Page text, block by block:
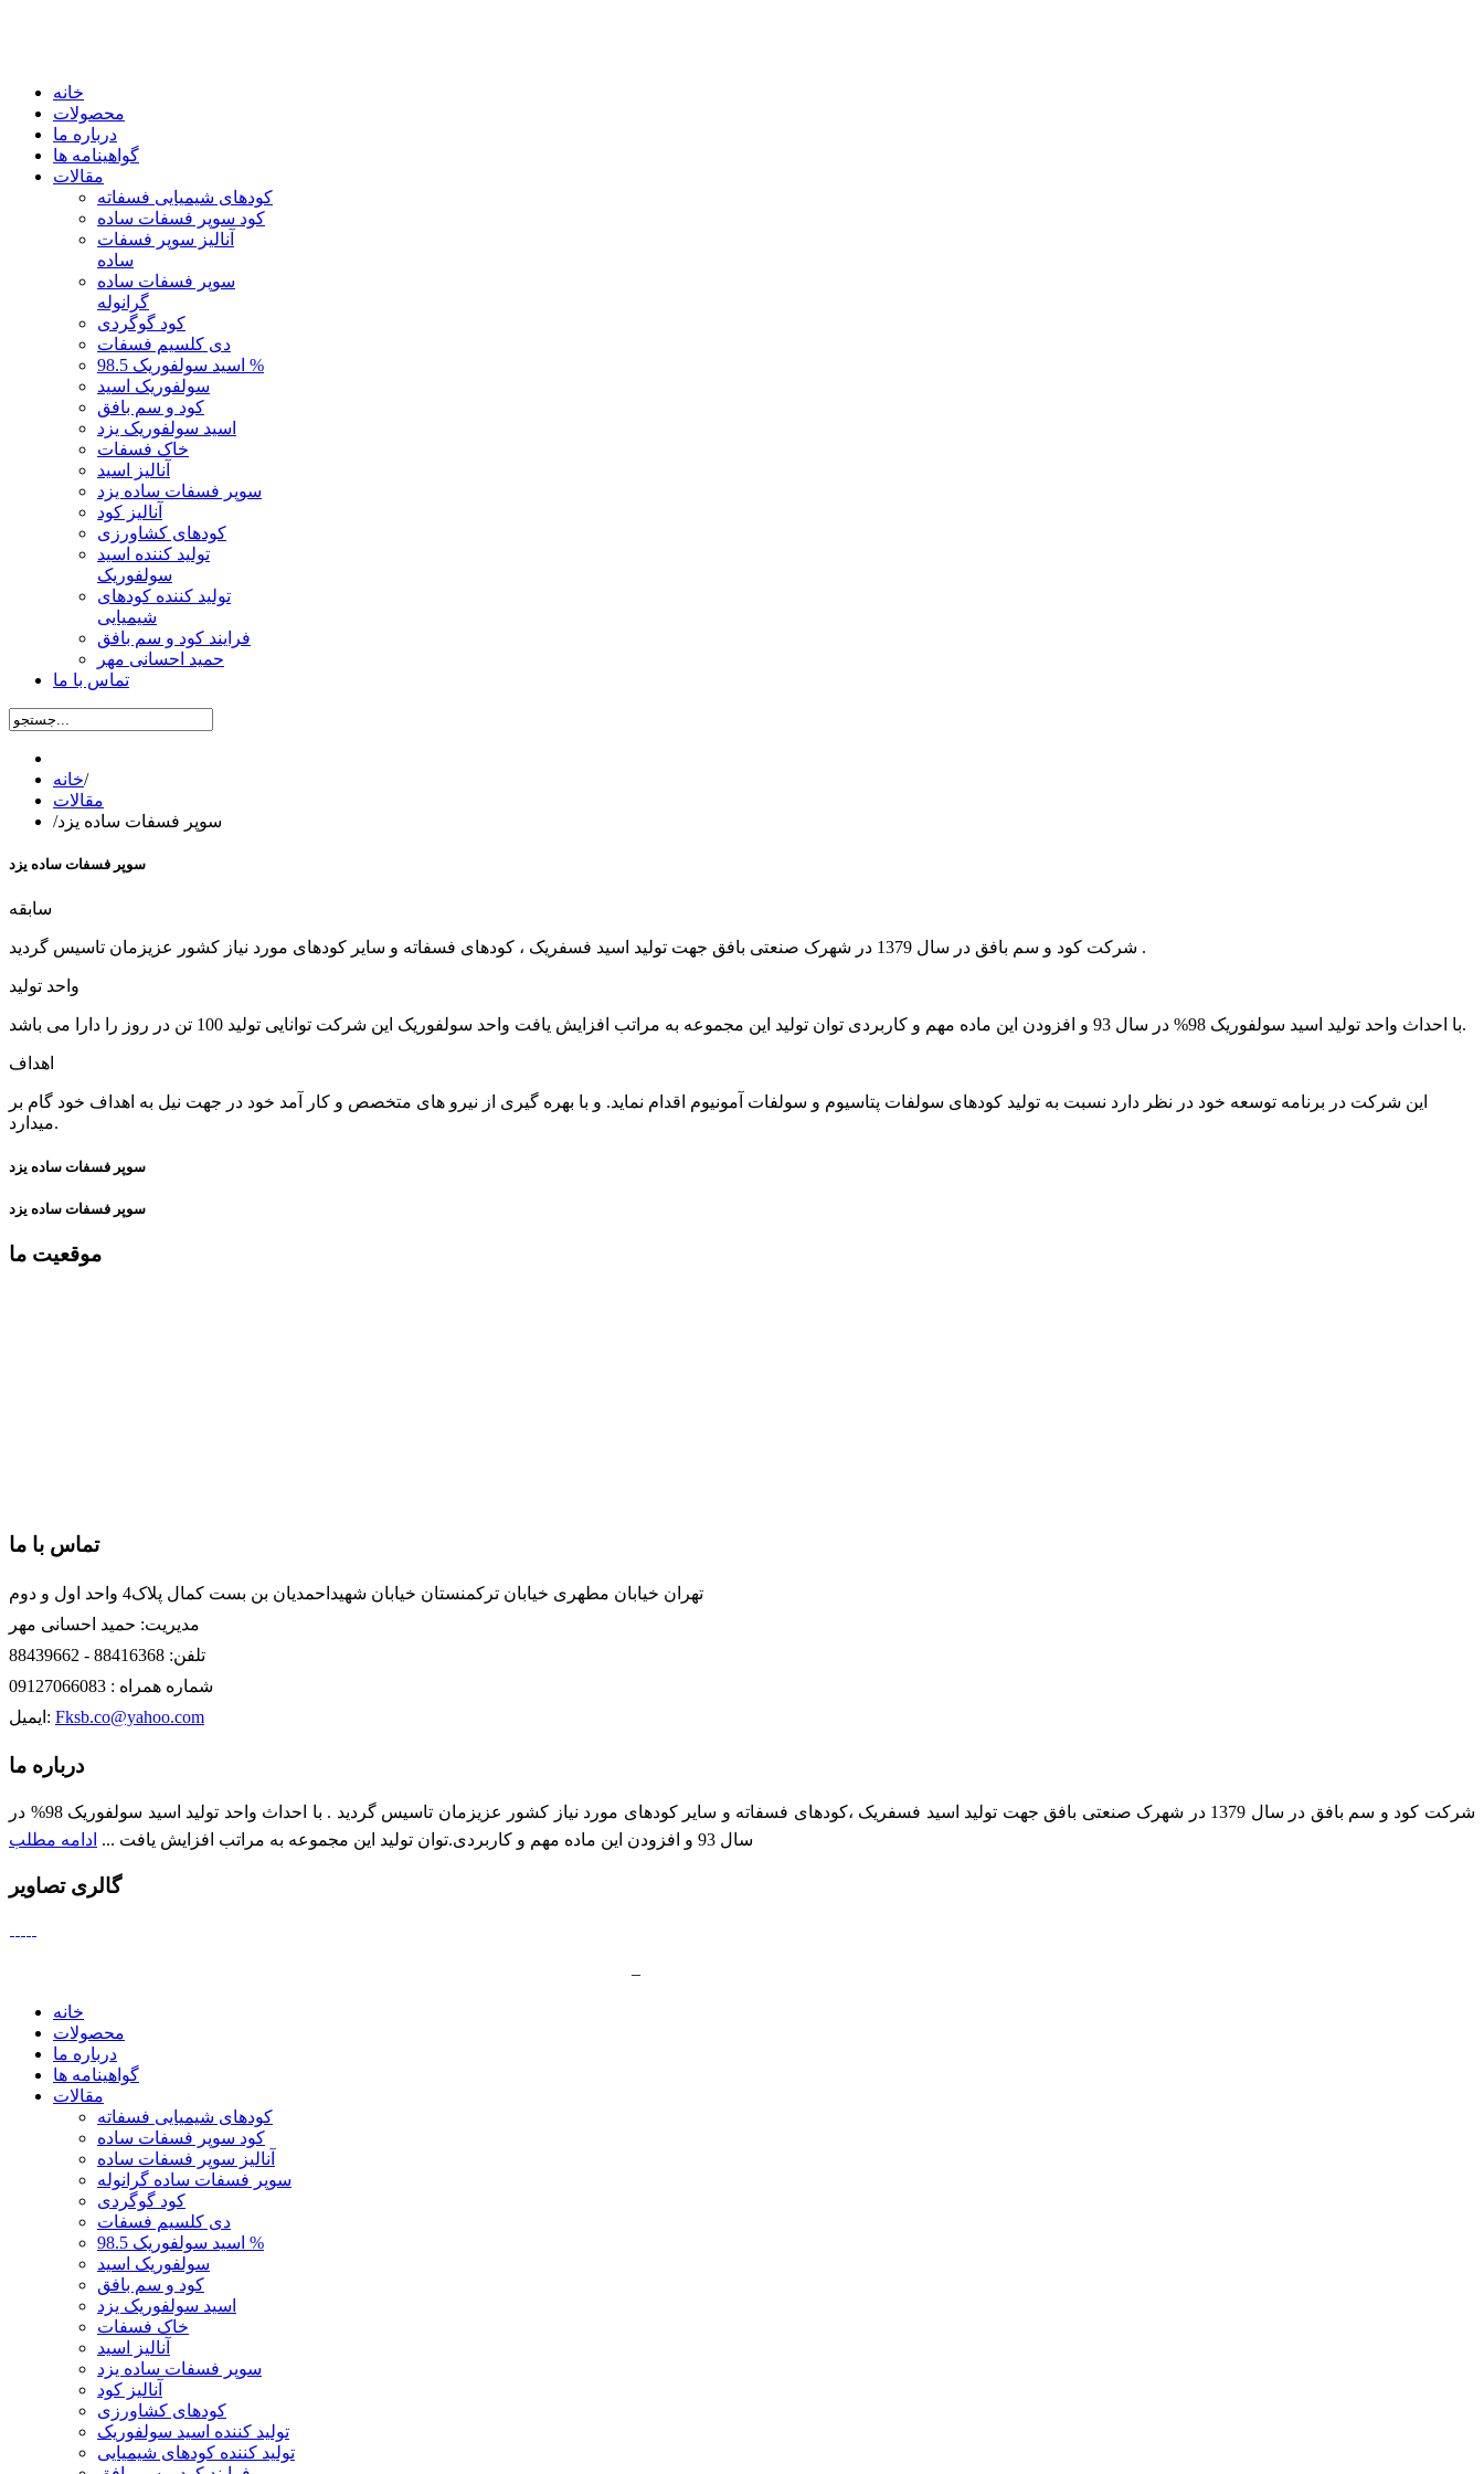
خانه
محصولات
درباره ما
گواهینامه ها
مقالات
کودهای شیمیایی فسفاته
کود سوپر فسفات ساده
آنالیز سوپر فسفات
ساده
سوپر فسفات ساده
گرانوله
کود گوگردی
دی کلسیم فسفات
اسید سولفوریک 98.5 %
سولفوریک اسید
کود و سم بافق
اسید سولفوریک یزد
خاک فسفات
آنالیز اسید
سوپر فسفات ساده یزد
آنالیز کود
کودهای کشاورزی
تولید کننده اسید
سولفوریک
تولید کننده کودهای
شیمیایی
فرایند کود و سم بافق
حمید احسانی مهر
تماس با ما
خانه/
مقالات
/سوپر فسفات ساده یزد
سوپر فسفات ساده یزد
سابقه
شرکت کود و سم بافق در سال 1379 در شهرک صنعتی بافق جهت تولید اسید فسفریک ، کودهای فسفاته و سایر کودهای مورد نیاز کشور عزیزمان تاسیس گردید .
واحد تولید
با احداث واحد تولید اسید سولفوریک 98% در سال 93 و افزودن این ماده مهم و کاربردی توان تولید این مجموعه به مراتب افزایش یافت واحد سولفوریک این شرکت توانایی تولید 100 تن در روز را دارا می باشد.
اهداف
این شرکت در برنامه توسعه خود در نظر دارد نسبت به تولید کودهای سولفات پتاسیوم و سولفات آمونیوم اقدام نماید. و با بهره گیری از نیرو های متخصص و کار آمد خود در جهت نیل به اهداف خود گام بر
میدارد.
سوپر فسفات ساده یزد
سوپر فسفات ساده یزد
موقعیت ما
تماس با ما
تهران خیابان مطهری خیابان ترکمنستان خیابان شهیداحمدیان بن بست کمال پلاک4 واحد اول و دوم
مدیریت: حمید احسانی مهر
تلفن: 88416368 - 88439662
شماره همراه : 09127066083
ایمیل: Fksb.co@yahoo.com
درباره ما
شرکت کود و سم بافق در سال 1379 در شهرک صنعتی بافق جهت تولید اسید فسفریک ،کودهای فسفاته و سایر کودهای مورد نیاز کشور عزیزمان تاسیس گردید . با احداث واحد تولید اسید سولفوریک 98% در
سال 93 و افزودن این ماده مهم و کاربردی.توان تولید این مجموعه به مراتب افزایش یافت ...
ادامه مطلب
گالری تصاویر
بسي گرافيک–
خانه
محصولات
درباره ما
گواهینامه ها
مقالات
کودهای شیمیایی فسفاته
کود سوپر فسفات ساده
آنالیز سوپر فسفات ساده
سوپر فسفات ساده گرانوله
کود گوگردی
دی کلسیم فسفات
اسید سولفوریک 98.5 %
سولفوریک اسید
کود و سم بافق
اسید سولفوریک یزد
خاک فسفات
آنالیز اسید
سوپر فسفات ساده یزد
آنالیز کود
کودهای کشاورزی
تولید کننده اسید سولفوریک
تولید کننده کودهای شیمیایی